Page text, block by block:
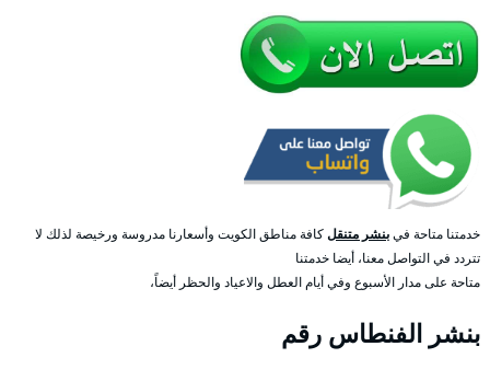
خدمتنا متاحة فيبنشر متنقلكافة مناطق الكويت وأسعارنا مدروسة ورخيصة لذلك لا
تتردد في التواصل معنا، أيضا خدمتنا
متاحة على مدار الأسبوع وفي أيام العطل والاعياد والحظر أيضاً،
بنشر الفنطاس رقم